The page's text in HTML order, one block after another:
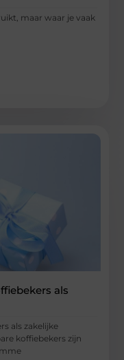
maar waar je vaak
als
als zakelijke
koffiebekers zijn